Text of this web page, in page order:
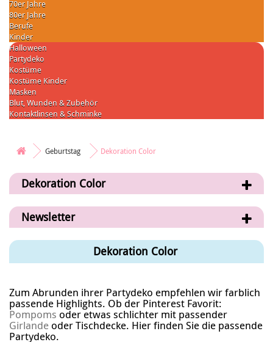
70er Jahre
80er Jahre
Berufe
Kinder
Halloween
Partydeko
Kostüme
Kostüme Kinder
Masken
Blut, Wunden & Zubehör
Kontaktlinsen & Schminke
Geburtstag Dekoration Color
Dekoration Color
Newsletter
Dekoration Color
Zum Abrunden ihrer Partydeko empfehlen wir farblich
passende Highlights. Ob der Pinterest Favorit:
Pompoms oder etwas schlichter mit passender
Girlande oder Tischdecke. Hier finden Sie die passende
Partydeko.